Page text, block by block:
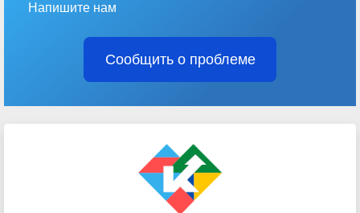
Напишите нам
Сообщить о проблеме